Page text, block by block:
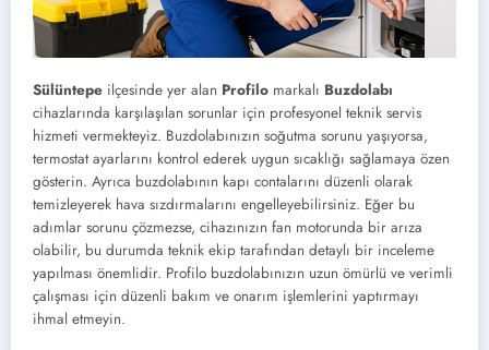
Sülüntepe ilçesinde yer alan Profilo markalı Buzdolabı
cihazlarında karşılaşılan sorunlar için profesyonel teknik servis
hizmeti vermekteyiz. Buzdolabınızın soğutma sorunu yaşıyorsa,
termostat ayarlarını kontrol ederek uygun sıcaklığı sağlamaya özen
gösterin. Ayrıca buzdolabının kapı contalarını düzenli olarak
temizleyerek hava sızdırmalarını engelleyebilirsiniz. Eğer bu
adımlar sorunu çözmezse, cihazınızın fan motorunda bir arıza
olabilir, bu durumda teknik ekip tarafından detaylı bir inceleme
yapılması önemlidir. Profilo buzdolabınızın uzun ömürlü ve verimli
çalışması için düzenli bakım ve onarım işlemlerini yaptırmayı
ihmal etmeyin.